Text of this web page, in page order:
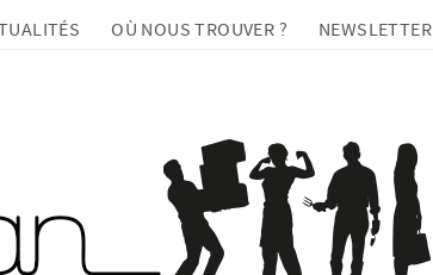
OÙ NOUS TROUVER ? NEWSLETTER